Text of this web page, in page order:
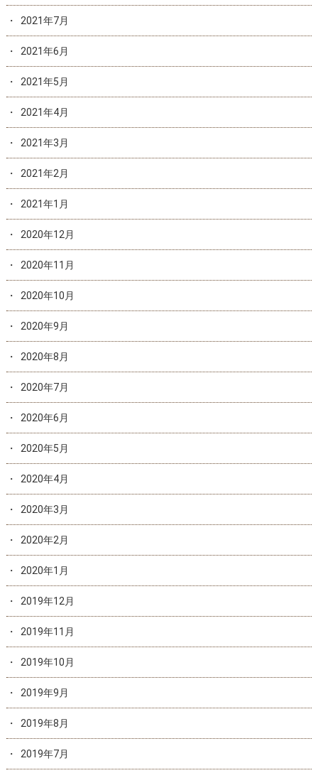
2021年7月
2021年6月
2021年5月
2021年4月
2021年3月
2021年2月
2021年1月
2020年12月
2020年11月
2020年10月
2020年9月
2020年8月
2020年7月
2020年6月
2020年5月
2020年4月
2020年3月
2020年2月
2020年1月
2019年12月
2019年11月
2019年10月
2019年9月
2019年8月
2019年7月